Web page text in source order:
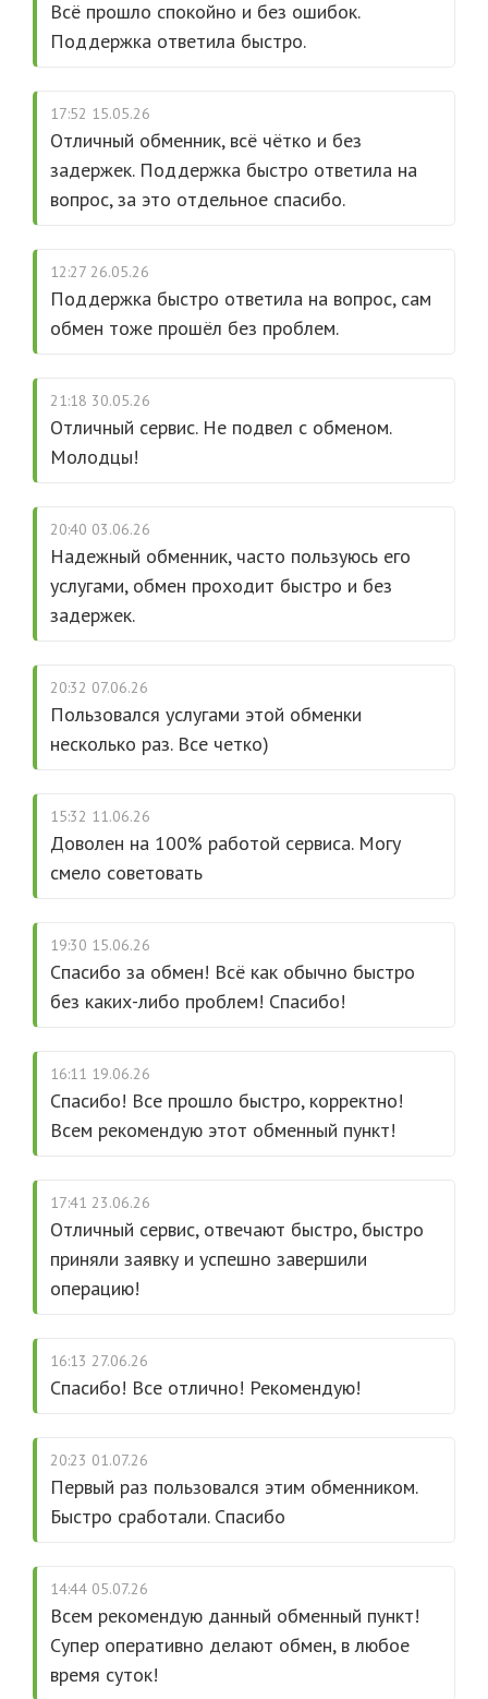
Всё прошло спокойно и без ошибок.
Поддержка ответила быстро.
17:52 15.05.26
Отличный обменник, всё чётко и без
задержек. Поддержка быстро ответила на
вопрос, за это отдельное спасибо.
12:27 26.05.26
Поддержка быстро ответила на вопрос, сам
обмен тоже прошёл без проблем.
21:18 30.05.26
Отличный сервис. Не подвел с обменом.
Молодцы!
20:40 03.06.26
Надежный обменник, часто пользуюсь его
услугами, обмен проходит быстро и без
задержек.
20:32 07.06.26
Пользовался услугами этой обменки
несколько раз. Все четко)
15:32 11.06.26
Доволен на 100% работой сервиса. Могу
смело советовать
19:30 15.06.26
Спасибо за обмен! Всё как обычно быстро
без каких-либо проблем! Спасибо!
16:11 19.06.26
Спасибо! Все прошло быстро, корректно!
Всем рекомендую этот обменный пункт!
17:41 23.06.26
Отличный сервис, отвечают быстро, быстро
приняли заявку и успешно завершили
операцию!
16:13 27.06.26
Спасибо! Все отлично! Рекомендую!
20:23 01.07.26
Первый раз пользовался этим обменником.
Быстро сработали. Спасибо
14:44 05.07.26
Всем рекомендую данный обменный пункт!
Супер оперативно делают обмен, в любое
время суток!